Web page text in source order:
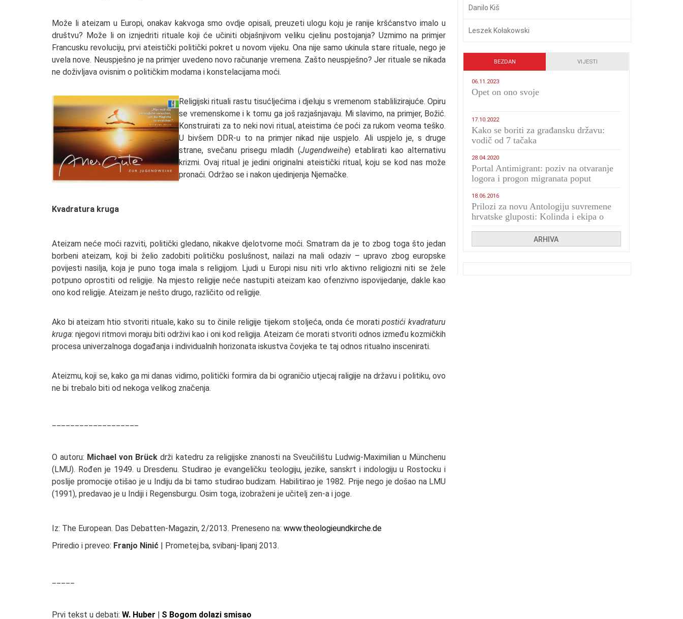
Može li ateizam u Europi, onakav kakvoga smo ovdje opisali, preuzeti ulogu koju je ranije kršćanstvo imalo u
društvu? Može li on iznjedriti rituale koji će učiniti objašnjivom veliku cjelinu postojanja? Uzmimo na primjer
Francusku revoluciju, prvi ateistički politički pokret u novom vijeku. Ona nije samo ukinula stare rituale, nego je
uvela nove. Neuspješno je na primjer uvedeno novo računanje vremena. Zašto neuspješno? Jer rituale se nikada
ne doživljava ovisnim o političkim modama i konstelacijama moći.
Religijski rituali rastu tisućljećima i djeluju s vremenom stablilizirajuće. Opiru
se vremenskome i k tomu ga još razjašnjavaju. Mi slavimo, na primjer, Božić.
Konstruirati za to neki novi ritual, ateistima će poći za rukom veoma teško.
U bivšem DDR-u to na primjer nikad nije uspjelo. Ali uspjelo je, s druge
strane, svečanu prisegu mladih (Jugendweihe) etablirati kao alternativu
krizmi. Ovaj ritual je jedini originalni ateistički ritual, koju se kod nas može
pronaći. Održao se i nakon ujedinjenja Njemačke.
Kvadratura kruga
Ateizam neće moći razviti, politički gledano, nikakve djelotvorne moći. Smatram da je to zbog toga što jedan
borbeni ateizam, koji bi želio zadobiti političku poslušnost, nailazi na mali odaziv – upravo zbog europske
povijesti nasilja, koja je puno toga imala s religijom. Ljudi u Europi nisu niti vrlo aktivno religiozni niti se žele
potpuno oprostiti od religije. Na mjesto religije neće nastupiti ateizam kao ofenzivno ispovijedanje, dakle kao
ono kod religije. Ateizam je nešto drugo, različito od religije.
Ako bi ateizam htio stvoriti rituale, kako su to činile religije tijekom stoljeća, onda će moratipostići kvadraturu
kruga: njegovi ritmovi moraju biti održivi kao i oni kod religija. Ateizam će morati stvoriti odnos između kozmičkih
procesa univerzalnoga događanja i individualnih horizonata iskustva čovjeka te taj odnos ritualno inscenirati.
Ateizmu, koji se, kako ga mi danas vidimo, politički formira da bi ograničio utjecaj raligije na državu i politiku, ovo
ne bi trebalo biti od nekoga velikog značenja.
O autoru: Michael von Brück drži katedru za religijske znanosti na Sveučilištu Ludwig-Maximilian u Münchenu
(LMU). Rođen je 1949. u Dresdenu. Studirao je evangeličku teologiju, jezike, sanskrt i indologiju u Rostocku i
poslije promocije otišao je u Indiju da bi tamo studirao budizam. Habilitirao je 1982. Prije nego je došao na LMU
(1991), predavao je u Indiji i Regensburgu. Osim toga, izobraženi je učitelj zen-a i joge.
Iz: The European. Das Debatten-Magazin, 2/2013. Preneseno na: www.theologieundkirche.de
Priredio i preveo: Franjo Ninić | Prometej.ba, svibanj-lipanj 2013.
Prvi tekst u debati: W. Huber | S Bogom dolazi smisao
Danilo Kiš
Leszek Kołakowski
BEZDAN VIJESTI
06.11.2023
​Opet on ono svoje
17.10.2022
Kako se boriti za građansku državu:
vodič od 7 tačaka
28.04.2020
Portal Antimigrant: poziv na otvaranje
logora i progon migranata poput
18.06.2016
Prilozi za novu Antologiju suvremene
hrvatske gluposti: Kolinda i ekipa o
ARHIVA